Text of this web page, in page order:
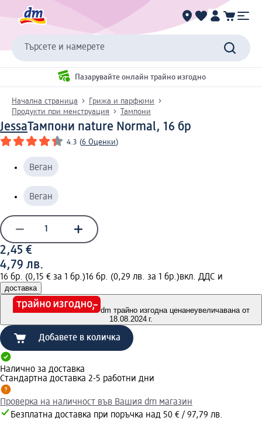
Търсете и намерете
Пазарувайте онлайн трайно изгодно
Начална страница
Грижа и парфюми
Продукти при менструация
Тампони
JessaТампони nature Normal, 16 бр
4.3 (6 Оценки)
Веган
Веган
2,45 €
4,79 лв.
16 бр. (0,15 € за 1 бр.)16 бр. (0,29 лв. за 1 бр.)вкл. ДДС и
доставка
dm трайно изгодна ценанеувеличавана от
18.08.2024 г.
Добавете в количка
Налично за доставка
Стандартна доставка 2-5 работни дни
Проверка на наличност във Вашия dm магазин
Безплатна доставка при поръчка над 50 € / 97,79 лв.